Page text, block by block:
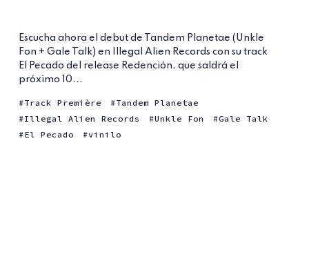
Escucha ahora el debut de Tandem Planetae (Unkle
Fon + Gale Talk) en Illegal Alien Records con su track
El Pecado del release Redención, que saldrá el
próximo 10...
Track Première
Tandem Planetae
Illegal Alien Records
Unkle Fon
Gale Talk
El Pecado
vinilo